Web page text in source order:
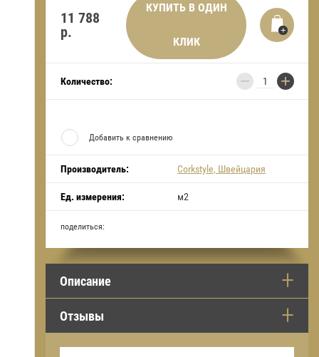
11 788
р.
КУПИТЬ В ОДИН
КЛИК
Количество: − +
Добавить к сравнению
Производитель: Corkstyle, Швейцария
Ед. измерения: м2
поделиться:
Описание
Отзывы